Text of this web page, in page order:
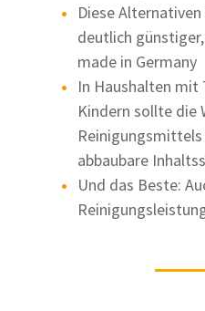
Diese
deutlich
made in Germany
In Haushalten mit
Kindern sollte die
abbaubare
Und das Beste: